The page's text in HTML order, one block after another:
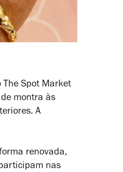
Spot Market
montra às
A
renovada,
nas